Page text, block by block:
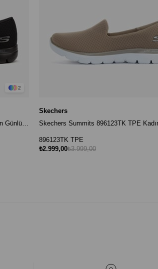
2
Skechers Summits 896123TK BBK Kadın Günlük Ayakkabı - Siyah
Skechers
896123TK TPE
₺2.999,00₺3.999,00